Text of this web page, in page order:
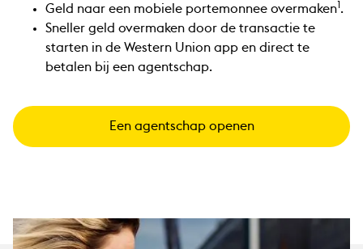
Geld naar een mobiele portemonnee overmaken1 .
Sneller geld overmaken door de transactie te
starten in de Western Union app en direct te
betalen bij een agentschap.
Een agentschap openen